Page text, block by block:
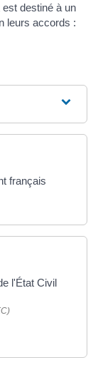
destiné à un
leurs accords :
français
l'État Civil